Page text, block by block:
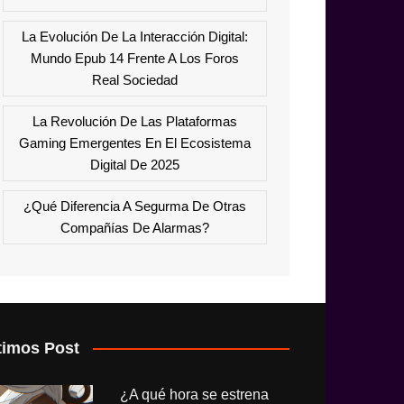
La Evolución De La Interacción Digital:
Mundo Epub 14 Frente A Los Foros
Real Sociedad
La Revolución De Las Plataformas
Gaming Emergentes En El Ecosistema
Digital De 2025
¿Qué Diferencia A Segurma De Otras
Compañías De Alarmas?
Post
¿A qué hora se estrena